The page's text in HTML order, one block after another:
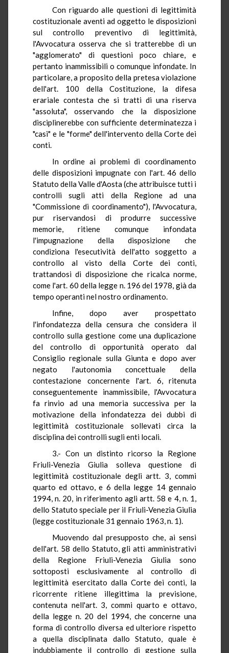
Con riguardo alle questioni di legittimità
costituzionale aventi ad oggetto le disposizioni
sul controllo preventivo di legittimità,
l'Avvocatura osserva che si tratterebbe di un
"agglomerato" di questioni poco chiare, e
pertanto inammissibili o comunque infondate. In
particolare, a proposito della pretesa violazione
dell'art. 100 della Costituzione, la difesa
erariale contesta che si tratti di una riserva
"assoluta", osservando che la disposizione
disciplinerebbe con sufficiente determinatezza i
"casi" e le "forme" dell'intervento della Corte dei
conti.
In ordine ai problemi di coordinamento
delle disposizioni impugnate con l'art. 46 dello
Statuto della Valle d'Aosta (che attribuisce tutti i
controlli sugli atti della Regione ad una
"Commissione di coordinamento"), l'Avvocatura,
pur riservandosi di produrre successive
memorie, ritiene comunque infondata
l'impugnazione della disposizione che
condiziona l'esecutività dell'atto soggetto a
controllo al visto della Corte dei conti,
trattandosi di disposizione che ricalca norme,
come l'art. 60 della legge n. 196 del 1978, già da
tempo operanti nel nostro ordinamento.
Infine, dopo aver prospettato
l'infondatezza della censura che considera il
controllo sulla gestione come una duplicazione
del controllo di opportunità operato dal
Consiglio regionale sulla Giunta e dopo aver
negato l'autonomia concettuale della
contestazione concernente l'art. 6, ritenuta
conseguentemente inammissibile, l'Avvocatura
fa rinvio ad una memoria successiva per la
motivazione della infondatezza dei dubbi di
legittimità costituzionale sollevati circa la
disciplina dei controlli sugli enti locali.
3.- Con un distinto ricorso la Regione
Friuli-Venezia Giulia solleva questione di
legittimità costituzionale degli artt. 3, commi
quarto ed ottavo, e 6 della legge 14 gennaio
1994, n. 20, in riferimento agli artt. 58 e 4, n. 1,
dello Statuto speciale per il Friuli-Venezia Giulia
(legge costituzionale 31 gennaio 1963, n. 1).
Muovendo dal presupposto che, ai sensi
dell'art. 58 dello Statuto, gli atti amministrativi
della Regione Friuli-Venezia Giulia sono
sottoposti esclusivamente al controllo di
legittimità esercitato dalla Corte dei conti, la
ricorrente ritiene illegittima la previsione,
contenuta nell'art. 3, commi quarto e ottavo,
della legge n. 20 del 1994, che concerne una
forma di controllo diversa ed ulteriore rispetto
a quella disciplinata dallo Statuto, quale è
indubbiamente il controllo di gestione sulla